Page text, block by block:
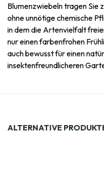
Blumenzwiebeln tragen Sie
ohne unnötige chemische
in dem die Artenvielfalt
nur einen farbenfrohen
auch bewusst für einen
insektenfreundlicheren
ALTERNATIVE